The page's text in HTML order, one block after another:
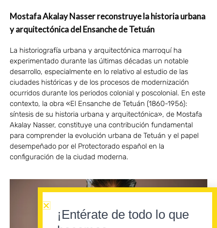
Mostafa Akalay Nasser reconstruye la historia urbana
y arquitectónica del Ensanche de Tetuán
La historiografía urbana y arquitectónica marroquí ha
experimentado durante las últimas décadas un notable
desarrollo, especialmente en lo relativo al estudio de las
ciudades históricas y de los procesos de modernización
ocurridos durante los periodos colonial y poscolonial. En este
contexto, la obra «El Ensanche de Tetuán (1860-1956):
síntesis de su historia urbana y arquitectónica», de Mostafa
Akalay Nasser, constituye una contribución fundamental
para comprender la evolución urbana de Tetuán y el papel
desempeñado por el Protectorado español en la
configuración de la ciudad moderna.
¡Entérate de todo lo que